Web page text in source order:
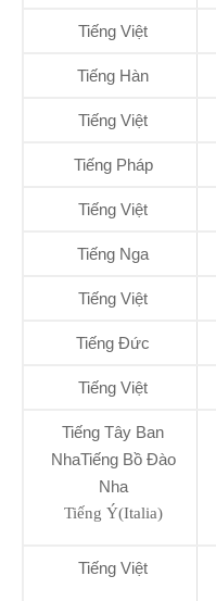
Tiếng Việt
Tiếng Hàn
Tiếng Việt
Tiếng Pháp
Tiếng Việt
Tiếng Nga
Tiếng Việt
Tiếng Đức
Tiếng Việt
Tiếng Tây Ban
NhaTiếng Bồ Đào
Nha
Tiếng Ý(Italia)
Tiếng Việt